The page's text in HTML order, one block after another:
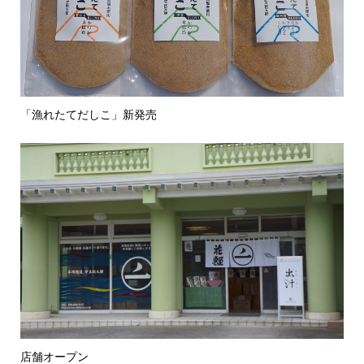
「漁れたてだしこ」新発売
店舗オープン